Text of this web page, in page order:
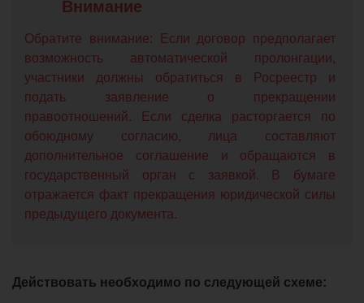
Обратите внимание: Если договор предполагает
возможность автоматической пролонгации,
участники должны обратиться в Росреестр и
подать заявление о прекращении
правоотношений. Если сделка расторгается по
обоюдному согласию, лица составляют
дополнительное соглашение и обращаются в
государственный орган с заявкой. В бумаге
отражается факт прекращения юридической силы
предыдущего документа.
Действовать необходимо по следующей схеме: